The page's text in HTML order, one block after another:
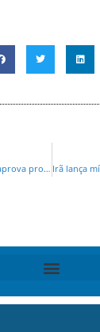
Comissão de Agricultura aprova proposta que trata da merenda escolar orgânica no Sistema Estadual de Ensino Fundamental e Médio